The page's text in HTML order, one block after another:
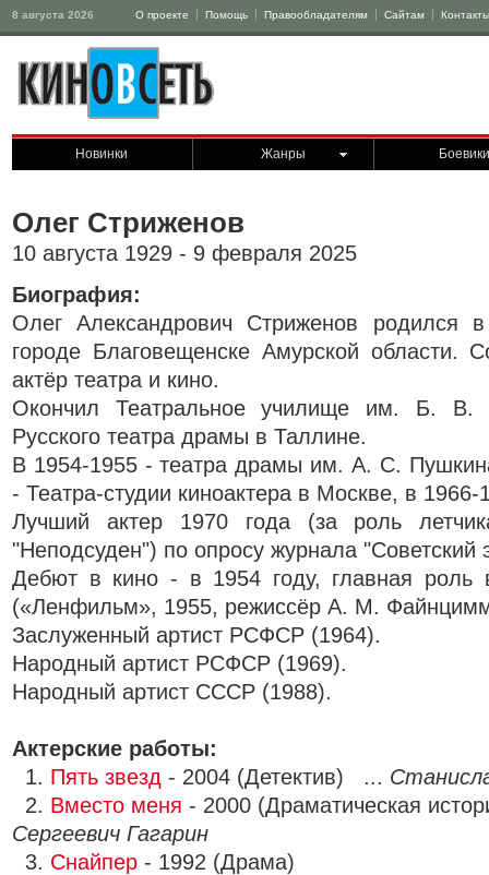
8 августа 2026 О проекте Помощь Правообладателям Сайтам Контакты
Новинки Жанры Боевики
Олег Стриженов
10 августа 1929 - 9 февраля 2025
Биография:
Олег Александрович Стриженов родился в
городе Благовещенске Амурской области.
актёр театра и кино.
Окончил Театральное училище им. Б. В.
Русского театра драмы в Таллине.
В 1954-1955 - театра драмы им. А. С.
- Театра-студии киноактера в Москве, в
Лучший актер 1970 года (за роль
"Неподсуден") по опросу журнала "Советский
Дебют в кино - в 1954 году, главная роль
(«Ленфильм», 1955, режиссёр А. М.
Заслуженный артист РСФСР (1964).
Народный артист РСФСР (1969).
Народный артист СССР (1988).
Актерские работы:
1. Пять звезд - 2004 (Детектив) ...
2. Вместо меня - 2000 (Драматическая
Сергеевич Гагарин
3. Снайпер - 1992 (Драма)